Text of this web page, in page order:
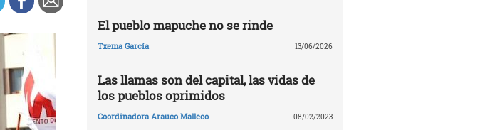
El pueblo mapuche no se rinde
Txema García 13/06/2026
Las llamas son del capital, las vidas de
los pueblos oprimidos
Coordinadora Arauco Malleco 08/02/2023